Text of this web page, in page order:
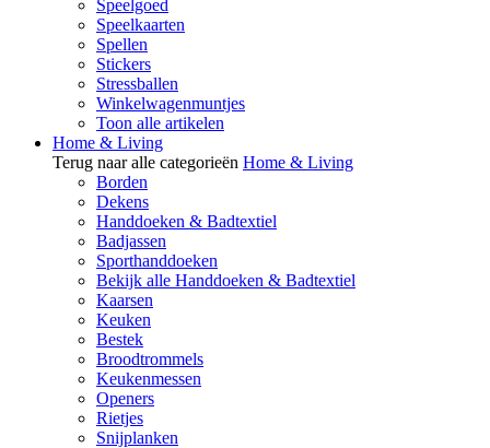
Speelgoed
Speelkaarten
Spellen
Stickers
Stressballen
Winkelwagenmuntjes
Toon alle artikelen
Home & Living
Terug naar alle categorieën Home & Living
Borden
Dekens
Handdoeken & Badtextiel
Badjassen
Sporthanddoeken
Bekijk alle Handdoeken & Badtextiel
Kaarsen
Keuken
Bestek
Broodtrommels
Keukenmessen
Openers
Rietjes
Snijplanken